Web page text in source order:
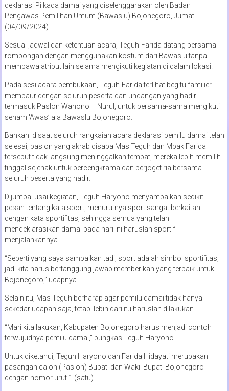
deklarasi Pilkada damai yang diselenggarakan oleh Badan
Pengawas Pemilihan Umum (Bawaslu) Bojonegoro, Jumat
(04/09/2024).
Sesuai jadwal dan ketentuan acara, Teguh-Farida datang bersama
rombongan dengan menggunakan kostum dari Bawaslu tanpa
membawa atribut lain selama mengikuti kegiatan di dalam lokasi.
Pada sesi acara pembukaan, Teguh-Farida terlihat begitu familier
membaur dengan seluruh peserta dan undangan yang hadir
termasuk Paslon Wahono – Nurul, untuk bersama-sama mengikuti
senam ‘Awas’ ala Bawaslu Bojonegoro.
Bahkan, disaat seluruh rangkaian acara deklarasi pemilu damai telah
selesai, paslon yang akrab disapa Mas Teguh dan Mbak Farida
tersebut tidak langsung meninggalkan tempat, mereka lebih memilih
tinggal sejenak untuk bercengkrama dan berjoget ria bersama
seluruh peserta yang hadir.
Dijumpai usai kegiatan, Teguh Haryono menyampaikan sedikit
pesan tentang kata sport, menurutnya sport sangat berkaitan
dengan kata sportifitas, sehingga semua yang telah
mendeklarasikan damai pada hari ini haruslah sportif
menjalankannya.
“Seperti yang saya sampaikan tadi, sport adalah simbol sportifitas,
jadi kita harus bertanggung jawab memberikan yang terbaik untuk
Bojonegoro,” ucapnya.
Selain itu, Mas Teguh berharap agar pemilu damai tidak hanya
sekedar ucapan saja, tetapi lebih dari itu haruslah dilakukan.
“Mari kita lakukan, Kabupaten Bojonegoro harus menjadi contoh
terwujudnya pemilu damai,” pungkas Teguh Haryono.
Untuk diketahui, Teguh Haryono dan Farida Hidayati merupakan
pasangan calon (Paslon) Bupati dan Wakil Bupati Bojonegoro
dengan nomor urut 1 (satu).